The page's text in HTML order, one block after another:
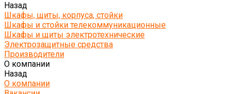
Назад
Шкафы, щиты, корпуса, стойки
Шкафы и стойки телекоммуникационные
Шкафы и щиты электротехнические
Электрозащитные средства
Производители
О компании
Назад
О компании